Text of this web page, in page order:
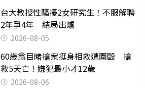
台大教授性騷擾2女研究生！不服解聘
2年爭4年 結局出爐
2026-08-05
60歲翁目睹搶案挺身相救遭圍毆 搶
救5天亡！嫌犯最小才12歲
2026-08-06